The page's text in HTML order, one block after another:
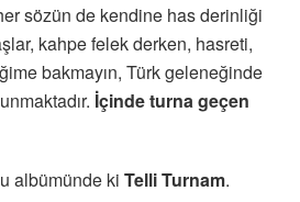
sözün de kendine has derinliği
kahpe felek derken, hasreti,
bakmayın, Türk geleneğinde
İçinde turna geçen
albümünde kiTelli Turnam.